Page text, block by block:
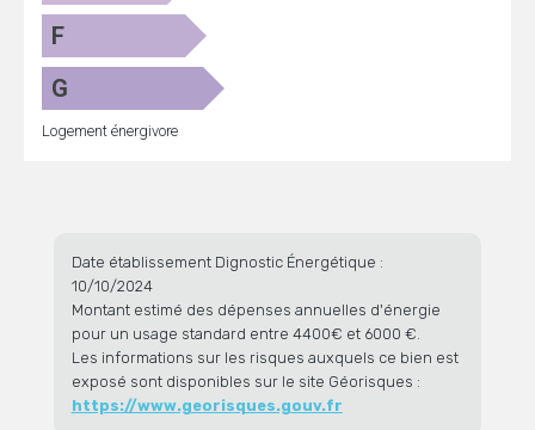
F
G
Logement énergivore
Date établissement Dignostic Énergétique :
10/10/2024
Montant estimé des dépenses annuelles d'énergie
pour un usage standard entre 4400€ et 6000 €.
Les informations sur les risques auxquels ce bien est
exposé sont disponibles sur le site Géorisques :
https://www.georisques.gouv.fr